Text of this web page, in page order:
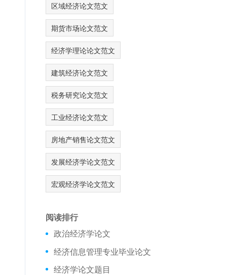
区域经济论文范文
期货市场论文范文
经济学理论论文范文
建筑经济论文范文
税务研究论文范文
工业经济论文范文
房地产销售论文范文
发展经济学论文范文
宏观经济学论文范文
阅读排行
政治经济学论文
经济信息管理专业毕业论文
经济学论文题目